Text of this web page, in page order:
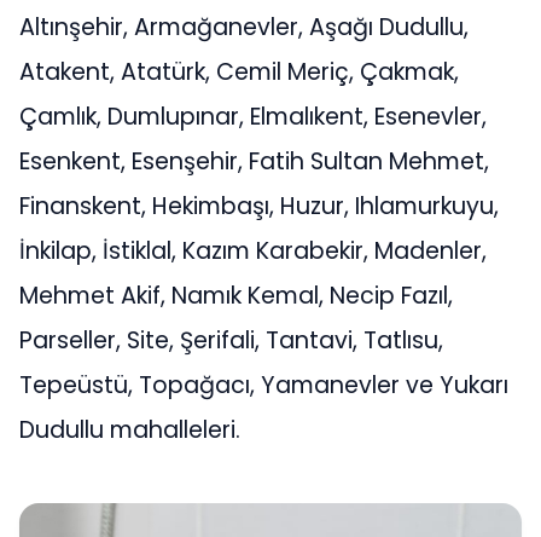
Altınşehir, Armağanevler, Aşağı Dudullu,
Atakent, Atatürk, Cemil Meriç, Çakmak,
Çamlık, Dumlupınar, Elmalıkent, Esenevler,
Esenkent, Esenşehir, Fatih Sultan Mehmet,
Finanskent, Hekimbaşı, Huzur, Ihlamurkuyu,
İnkilap, İstiklal, Kazım Karabekir, Madenler,
Mehmet Akif, Namık Kemal, Necip Fazıl,
Parseller, Site, Şerifali, Tantavi, Tatlısu,
Tepeüstü, Topağacı, Yamanevler ve Yukarı
Dudullu mahalleleri.